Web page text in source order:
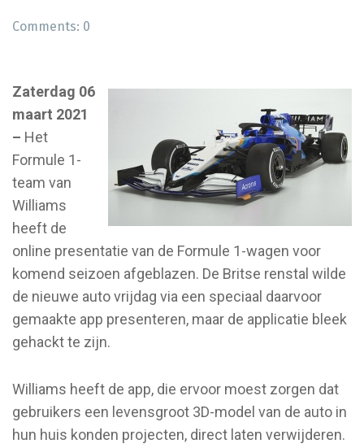
Comments: 0
Zaterdag 06
maart 2021
– Het
Formule 1-
team van
Williams
heeft de
online presentatie van de Formule 1-wagen voor
komend seizoen afgeblazen. De Britse renstal wilde
de nieuwe auto vrijdag via een speciaal daarvoor
gemaakte app presenteren, maar de applicatie bleek
gehackt te zijn.
Williams heeft de app, die ervoor moest zorgen dat
gebruikers een levensgroot 3D-model van de auto in
hun huis konden projecten, direct laten verwijderen.